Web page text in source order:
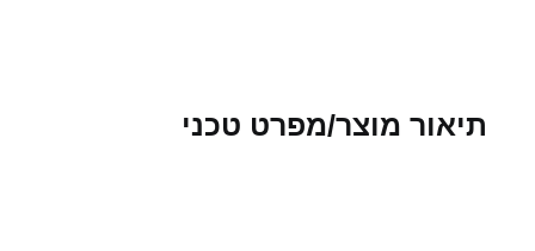
תיאור מוצר/מפרט טכני